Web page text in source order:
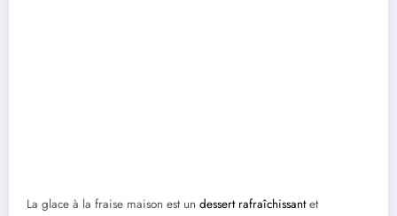
La glace à la fraise maison est un dessert rafraîchissantet